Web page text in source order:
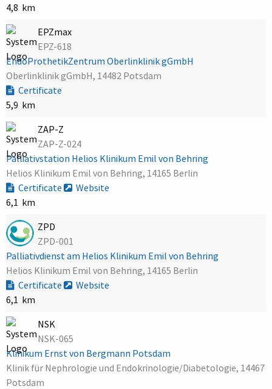
4,8 km
EPZmax
EPZ-618
EndoProthetikZentrum Oberlinklinik gGmbH
Oberlinklinik gGmbH, 14482 Potsdam
Certificate
5,9 km
ZAP-Z
ZAP-Z-024
Palliativstation Helios Klinikum Emil von Behring
Helios Klinikum Emil von Behring, 14165 Berlin
Certificate
Website
6,1 km
ZPD
ZPD-001
Palliativdienst am Helios Klinikum Emil von Behring
Helios Klinikum Emil von Behring, 14165 Berlin
Certificate
Website
6,1 km
NSK
NSK-065
Klinikum Ernst von Bergmann Potsdam
Klinik für Nephrologie und Endokrinologie/Diabetologie, 14467
Potsdam